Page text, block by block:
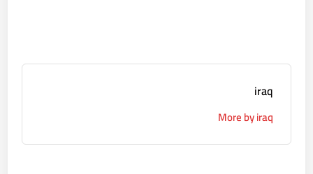
iraq
More by iraq